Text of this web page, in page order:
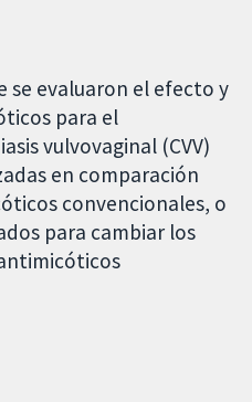
se evaluaron el efecto y
para el
vulvovaginal (CVV)
en comparación
convencionales, o
para cambiar los